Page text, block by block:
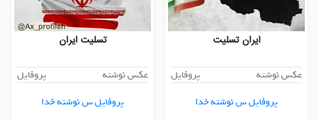
ایران تسلیت
عکس نوشته
پروفایل
پروفایل س نوشته خدا
تسلیت ایران
عکس نوشته
پروفایل
پروفایل س نوشته خدا